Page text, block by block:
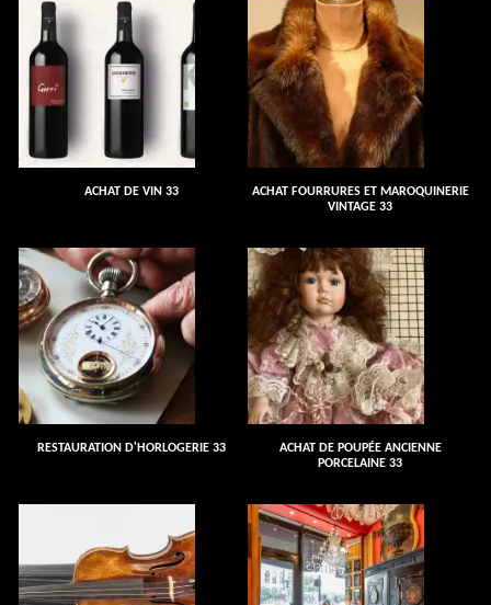
ACHAT DE VIN 33
ACHAT FOURRURES ET MAROQUINERIE
VINTAGE 33
RESTAURATION D'HORLOGERIE 33
ACHAT DE POUPÉE ANCIENNE
PORCELAINE 33